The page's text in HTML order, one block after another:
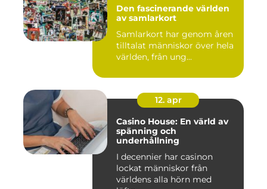
Den fascinerande världen
av samlarkort
Samlarkort har genom åren
tilltalat människor över hela
världen, från ung...
12. apr
Casino House: En värld av
spänning och
underhållning
I decennier har casinon
lockat människor från
världens alla hörn med